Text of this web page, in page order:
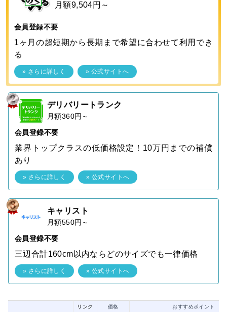
月額9,504円～
会員登録不要
1ヶ月の超短期から長期まで希望に合わせて利用でき
る
» さらに詳しく » 公式サイトへ
デリバリートランク
月額360円～
会員登録不要
業界トップクラスの低価格設定！10万円までの補償
あり
» さらに詳しく » 公式サイトへ
キャリスト
月額550円～
会員登録不要
三辺合計160cm以内ならどのサイズでも一律価格
» さらに詳しく » 公式サイトへ
リンク 価格 おすすめポイント